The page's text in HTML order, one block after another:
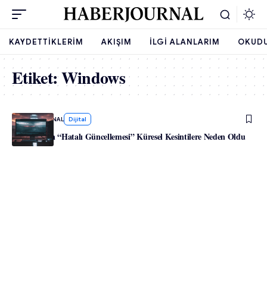
KAYDETTIKLERIM AKIŞIM İLGI ALANLARIM
Etiket:Windows
-HABERJOURNAL Dijital
Windows’un “Hatalı Güncellemesi” Küresel Kesintilere Neden Oldu